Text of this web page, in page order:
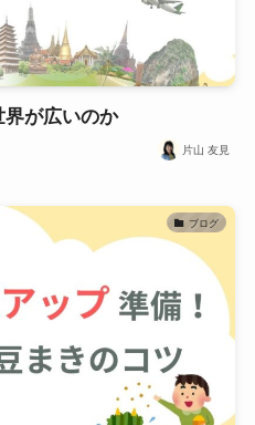
が広いのか
片山 友見
ブログ